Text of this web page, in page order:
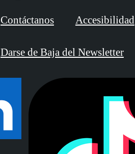
Contáctanos Accesibilidad
Darse de Baja del Newsletter